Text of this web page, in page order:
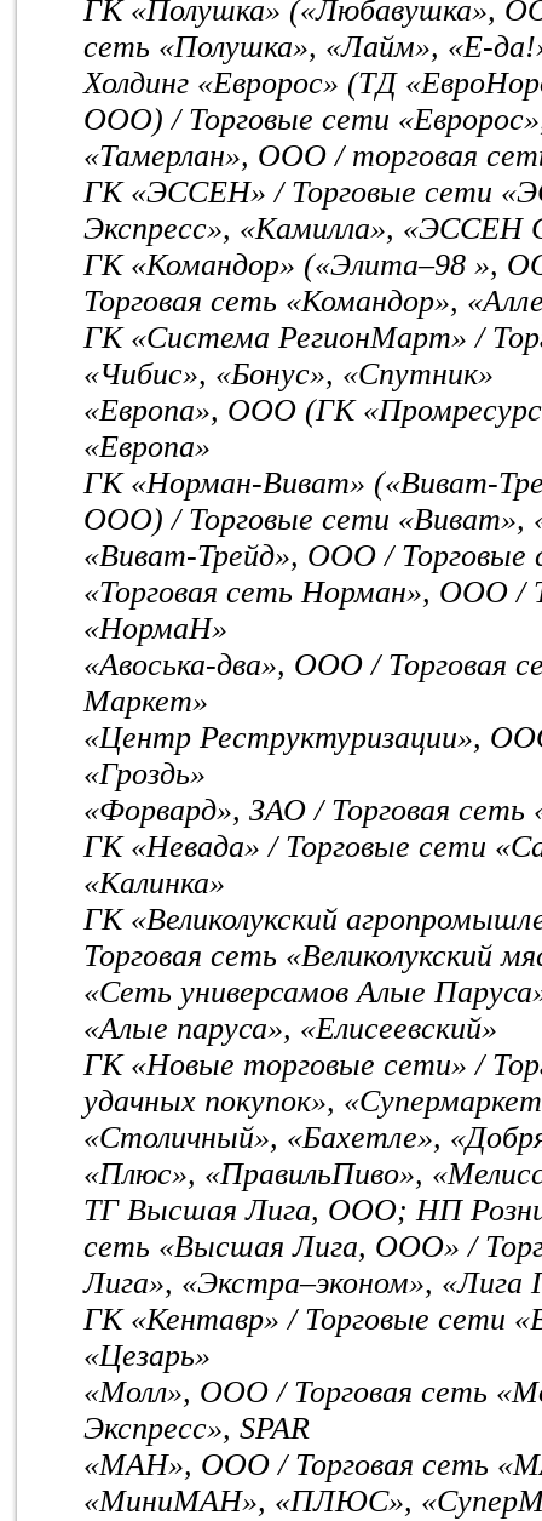
ГК «Полушка» («Любавушка»,
сеть «Полушка», «Лайм», «Е-
Холдинг «Евророс» (ТД
ООО) / Торговые сети
«Тамерлан», ООО / торговая
ГК «ЭССЕН» / Торговые сети
Экспресс», «Камилла», «ЭССЕН
ГК «Командор» («Элита–98 »,
Торговая сеть «Командор»,
ГК «Система РегионМарт» /
«Чибис», «Бонус», «Спутник»
«Европа», ООО (ГК
«Европа»
ГК «Норман-Виват» («Виват-
ООО) / Торговые сети «Виват»,
«Виват-Трейд», ООО / Торговые
«Торговая сеть Норман», ООО /
«НормаН»
«Авоська-два», ООО / Торговая
Маркет»
«Центр Реструктуризации»,
«Гроздь»
«Форвард», ЗАО / Торговая
ГК «Невада» / Торговые сети
«Калинка»
ГК «Великолукский
Торговая сеть «Великолукский
«Сеть универсамов Алые
«Алые паруса», «Елисеевский»
ГК «Новые торговые сети» /
удачных покупок»,
«Столичный», «Бахетле»,
«Плюс», «ПравильПиво»,
ТГ Высшая Лига, ООО; НП
сеть «Высшая Лига, ООО» /
Лига», «Экстра–эконом», «Лига
ГК «Кентавр» / Торговые сети
«Цезарь»
«Молл», ООО / Торговая сеть
Экспресс», SPAR
«МАН», ООО / Торговая сеть
«МиниМАН», «ПЛЮС»,